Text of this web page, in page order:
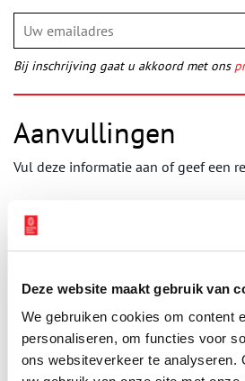
Deze website maakt gebruik van
We gebruiken cookies om content
personaliseren, om functies voor
ons websiteverkeer te analyseren.
Bij inschrijving gaat u akkoord met ons
Aanvullingen
Vul deze informatie aan of geef een
jacob van der zwaag
volgens mij staat op de foto geen
politieagent!
Reply
Evert van Ginkel schreef:
05/07/2022 om 15:17